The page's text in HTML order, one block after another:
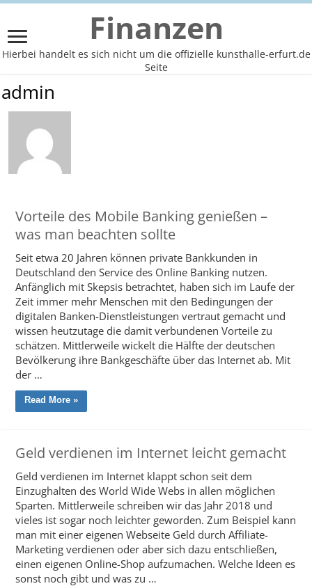
Finanzen
Hierbei handelt es sich nicht um die offizielle kunsthalle-erfurt.de
Seite
admin
Vorteile des Mobile Banking genießen –
was man beachten sollte
Seit etwa 20 Jahren können private Bankkunden in
Deutschland den Service des Online Banking nutzen.
Anfänglich mit Skepsis betrachtet, haben sich im Laufe der
Zeit immer mehr Menschen mit den Bedingungen der
digitalen Banken-Dienstleistungen vertraut gemacht und
wissen heutzutage die damit verbundenen Vorteile zu
schätzen. Mittlerweile wickelt die Hälfte der deutschen
Bevölkerung ihre Bankgeschäfte über das Internet ab. Mit
der …
Read More »
Geld verdienen im Internet leicht gemacht
Geld verdienen im Internet klappt schon seit dem
Einzughalten des World Wide Webs in allen möglichen
Sparten. Mittlerweile schreiben wir das Jahr 2018 und
vieles ist sogar noch leichter geworden. Zum Beispiel kann
man mit einer eigenen Webseite Geld durch Affiliate-
Marketing verdienen oder aber sich dazu entschließen,
einen eigenen Online-Shop aufzumachen. Welche Ideen es
sonst noch gibt und was zu …